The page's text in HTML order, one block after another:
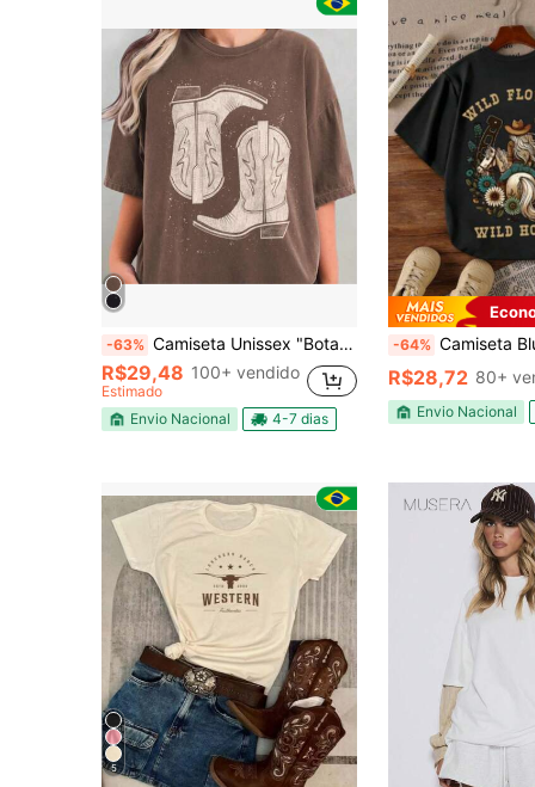
-63% Camiseta Unissex "Botas Inversas Cowgirl"
R$29,48 100+ vendido
Estimado
Envio Nacional
4-7 dias
-64% Camiseta Blusinhas Wild
R$28,72 80+
Envio Nacional
5